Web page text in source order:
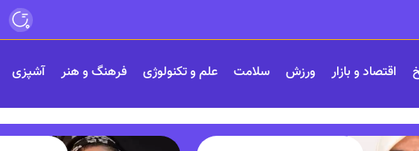
اقتصاد و بازار ورزش سلامت علم و تکنولوژی فرهنگ و هنر آشپزی